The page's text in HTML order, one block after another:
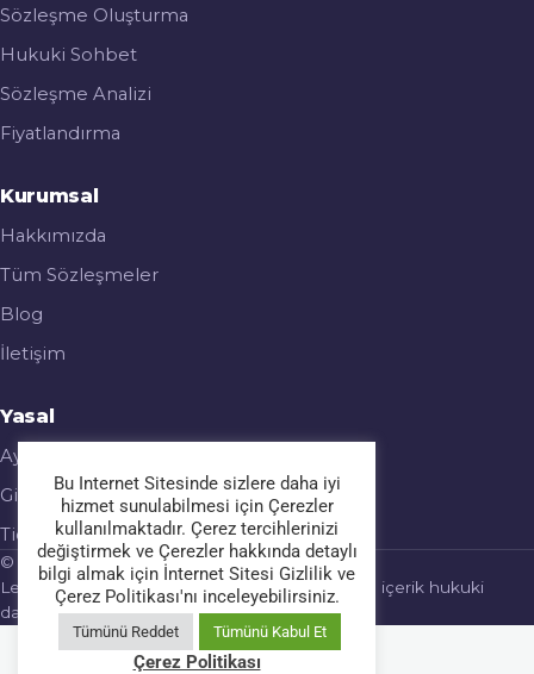
Sözleşme Oluşturma
Hukuki Sohbet
Sözleşme Analizi
Fiyatlandırma
Kurumsal
Hakkımızda
Tüm Sözleşmeler
Blog
İletişim
Yasal
Aydınlatma Metni
Gizlilik & Çerez Politikası
Ticari Elektronik İleti
© 2026 Legalmatic. Tüm hakları saklıdır.
Legalmatic bir hukuk bürosu değildir; sağlanan içerik hukuki
danışmanlık yerine geçmez.
Bu Internet Sitesinde sizlere daha iyi
hizmet sunulabilmesi için Çerezler
kullanılmaktadır. Çerez tercihlerinizi
değiştirmek ve Çerezler hakkında detaylı
bilgi almak için İnternet Sitesi Gizlilik ve
Çerez Politikası'nı inceleyebilirsiniz.
Tümünü Reddet Tümünü Kabul Et
Çerez Politikası